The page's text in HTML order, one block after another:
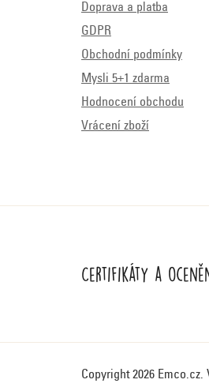
Doprava a platba
GDPR
Obchodní podmínky
Mysli 5+1 zdarma
Hodnocení obchodu
Vrácení zboží
Certifikáty a
Copyright 2026 Emco.cz.